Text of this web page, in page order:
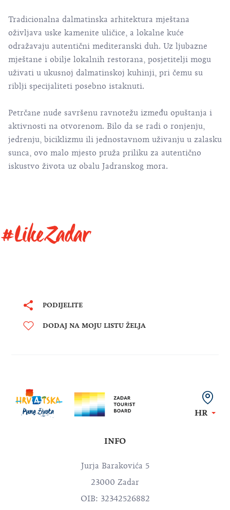
Tradicionalna dalmatinska arhitektura mještana
oživljava uske kamenite uličice, a lokalne kuće
odražavaju autentični mediteranski duh. Uz ljubazne
mještane i obilje lokalnih restorana, posjetitelji mogu
uživati u ukusnoj dalmatinskoj kuhinji, pri čemu su
riblji specijaliteti posebno istaknuti.
Petrčane nude savršenu ravnotežu između opuštanja i
aktivnosti na otvorenom. Bilo da se radi o ronjenju,
jedrenju, biciklizmu ili jednostavnom uživanju u zalasku
sunca, ovo malo mjesto pruža priliku za autentično
iskustvo života uz obalu Jadranskog mora.
#LikeZadar
PODIJELITE
DODAJ NA MOJU LISTU ŽELJA
HR
INFO
Jurja Barakovića 5
23000 Zadar
OIB: 32342526882